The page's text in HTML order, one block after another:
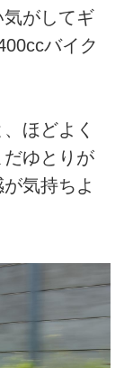
がしてギ
バイク
ほどよく
ゆとりが
気持ちよ